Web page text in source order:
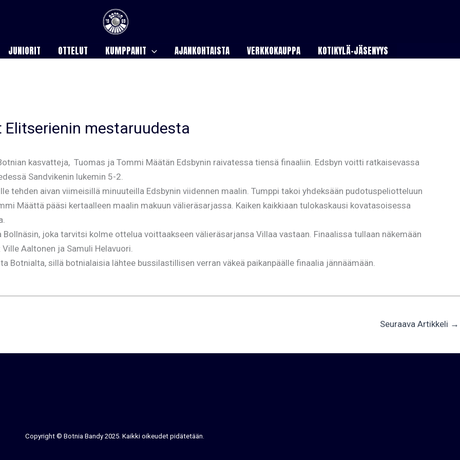
JUNIORIT OTTELUT KUMPPANIT AJANKOHTAISTA VERKKOKAUPPA KOTIKYLÄ-JÄSENYYS
mestaruudesta
kasvatteja, Tuomas ja Tommi Määtän Edsbynin raivatessa tiensä finaaliin. Edsbyn voitti ratkaisevassa
Sandvikenin lukemin 5-2.
tehden aivan viimeisillä minuuteilla Edsbynin viidennen maalin. Tumppi takoi yhdeksään pudotuspeliotteluun
Määttä pääsi kertaalleen maalin makuun välieräsarjassa. Kaiken kaikkiaan tulokaskausi kovatasoisessa
joka tarvitsi kolme ottelua voittaakseen välieräsarjansa Villaa vastaan. Finaalissa tullaan näkemään
Aaltonen ja Samuli Helavuori.
Botnialta, sillä botnialaisia lähtee bussilastillisen verran väkeä paikanpäälle finaalia jännäämään.
Seuraava Artikkeli →
Copyright © Botnia Bandy 2025. Kaikki oikeudet pidätetään.